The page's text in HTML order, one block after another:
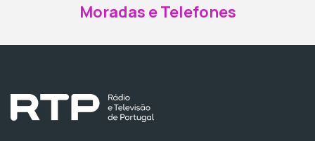
Moradas e Telefones